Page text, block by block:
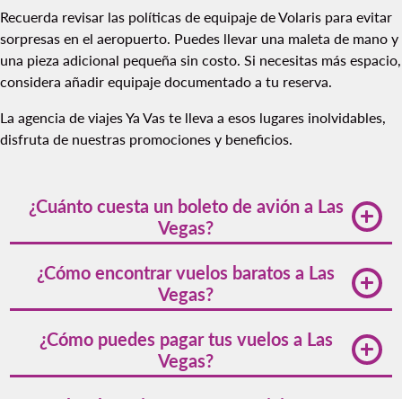
Recuerda revisar las políticas de equipaje de Volaris para evitar
sorpresas en el aeropuerto. Puedes llevar una maleta de mano y
una pieza adicional pequeña sin costo. Si necesitas más espacio,
considera añadir equipaje documentado a tu reserva.
La agencia de viajes Ya Vas te lleva a esos lugares inolvidables,
disfruta de nuestras promociones y beneficios.
¿Cuánto cuesta un boleto de avión a Las
Vegas?
temporada, la demanda y el punto de partida. Con
Volaris, estos vuelos parten de los
encontrar las mejores ofertas, se recomienda ser
flexible con las fechas de viaje y reservar con
¿Cómo encontrar vuelos baratos a Las
Vegas?
regularmente las promociones y considera tener
fechas de viaje flexibles. Para más consejos de ahorro,
visitaConsejos para Ahorrar en Vuelos.
¿Cómo puedes pagar tus vuelos a Las
Vegas?